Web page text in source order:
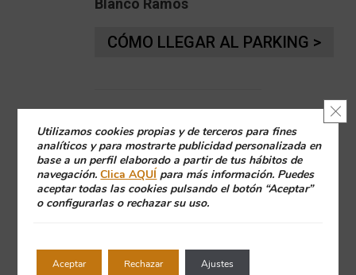
Blanco Ramos
CÓMO LLEGAR AL PARKING >
Últimas
noticias
regenerativa
Utilizamos cookies propias y de terceros para fines
analíticos y para mostrarte publicidad personalizada en
base a un perfil elaborado a partir de tus hábitos de
navegación.Clica AQUÍ para más información. Puedes
aceptar todas las cookies pulsando el botón “Aceptar”
o configurarlas o rechazar su uso.
Aceptar Rechazar Ajustes